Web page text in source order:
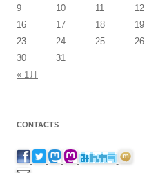
9
10 11 12
16
17 18 19
23
24 25 26
30
31
« 1月
CONTACTS